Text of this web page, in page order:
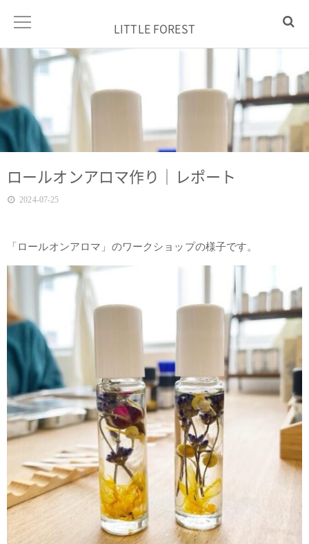
LITTLE FOREST
ロールオンアロマ作り｜レポート
2024-07-25
「ロールオンアロマ」のワークショップの様子です。